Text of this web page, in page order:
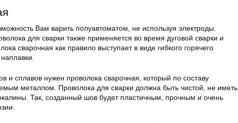
Вам варить полуавтоматом, не используя электроды.
для сварки также применяется во время дуговой сварки и
сварочная как правило выступает в виде гибкого горячего
и сплавов нужен проволока сварочная, который по составу
металлом. Проволока для сварки должна быть чистой, не иметь
Так, созданный шов будет пластичным, прочным и очень